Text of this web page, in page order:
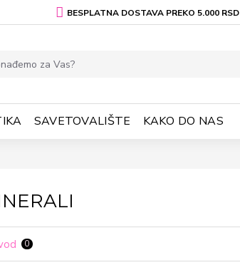
BESPLATNA DOSTAVA PREKO 5.000 RSD
SAVETOVALIŠTE KAKO DO NAS
0